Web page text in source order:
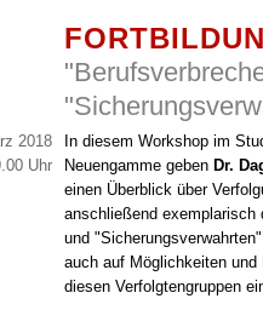
2018
Uhr
In diesem Workshop im
Neuengamme geben Dr.
einen Überblick über
anschließend exemplarisch
und
auch auf Möglichkeiten
diesen Verfolgtengruppen